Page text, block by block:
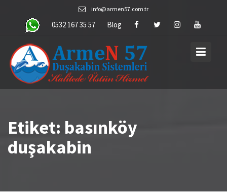
content
info@armen57.com.tr
0532 167 35 57 Blog
Etiket: basınköy
duşakabin